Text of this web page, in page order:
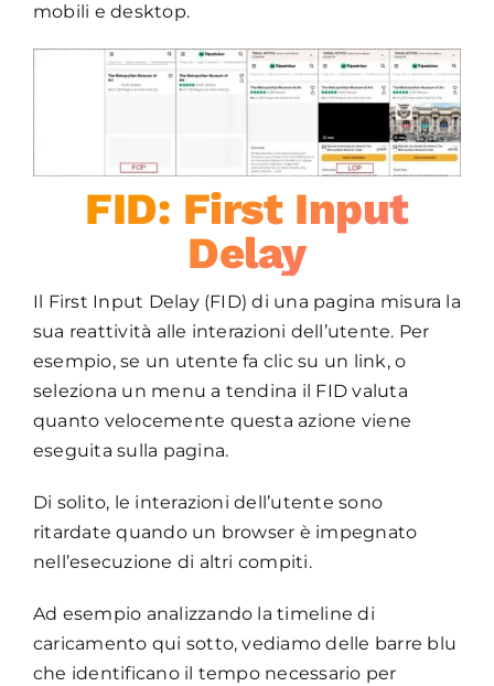
mobili e desktop.
FID: First Input
Delay
Il First Input Delay (FID) di una pagina misura la
sua reattività alle interazioni dell’utente. Per
esempio, se un utente fa clic su un link, o
seleziona un menu a tendina il FID valuta
quanto velocemente questa azione viene
eseguita sulla pagina.
Di solito, le interazioni dell’utente sono
ritardate quando un browser è impegnato
nell’esecuzione di altri compiti.
Ad esempio analizzando la timeline di
caricamento qui sotto, vediamo delle barre blu
che identificano il tempo necessario per